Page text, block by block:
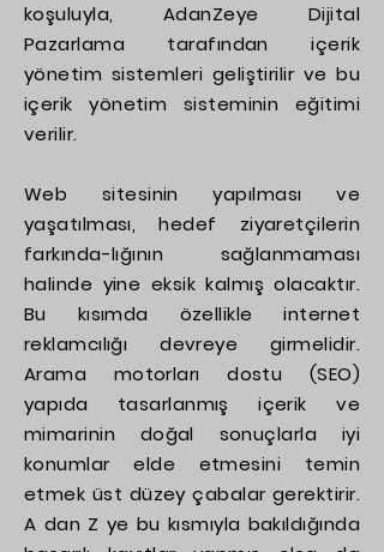
koşuluyla, AdanZeye Dijital
Pazarlama tarafından içerik
yönetim sistemleri geliştirilir ve bu
içerik yönetim sisteminin eğitimi
verilir.
Web sitesinin yapılması ve
yaşatılması, hedef ziyaretçilerin
farkında-lığının sağlanmaması
halinde yine eksik kalmış olacaktır.
Bu kısımda özellikle internet
reklamcılığı devreye girmelidir.
Arama motorları dostu (SEO)
yapıda tasarlanmış içerik ve
mimarinin doğal sonuçlarla iyi
konumlar elde etmesini temin
etmek üst düzey çabalar gerektirir.
A dan Z ye bu kısmıyla bakıldığında